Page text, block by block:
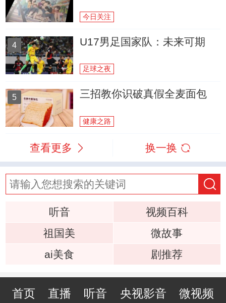
今日关注
4 U17男足国家队：未来可期
足球之夜
5 三招教你识破真假全麦面包
健康之路
查看更多 换一换
听音
视频百科
祖国美
微故事
ai美食
剧推荐
首页 直播 听音 央视影音 微视频